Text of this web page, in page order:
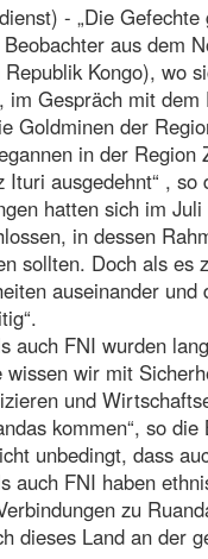
- „Die
Beobachter aus dem
Kongo), wo
im Gespräch mit
Goldminen der
in der
Ituri ausgedehnt“ , so
hatten sich im
in dessen
sollten. Doch als es
auseinander
auch FNI wurden
wissen wir mit
und
kommen“, so
unbedingt, dass
auch FNI haben
zu
dieses Land an der